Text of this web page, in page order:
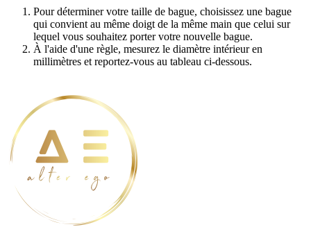
Pour déterminer votre taille de bague, choisissez une bague
qui convient au même doigt de la même main que celui sur
lequel vous souhaitez porter votre nouvelle bague.
À l'aide d'une règle, mesurez le diamètre intérieur en
millimètres et reportez-vous au tableau ci-dessous.